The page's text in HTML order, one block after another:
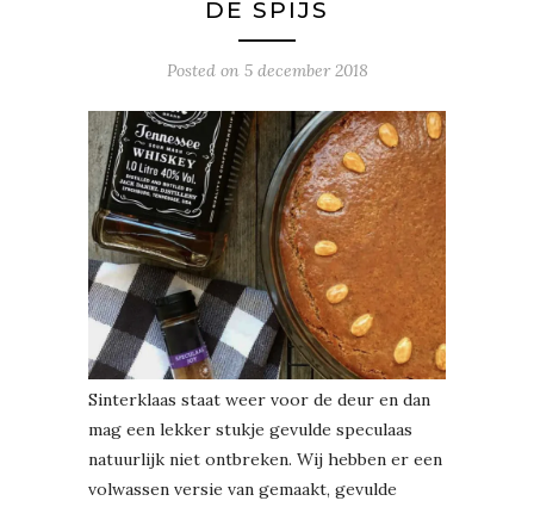
DE SPIJS
Posted on 5 december 2018
Sinterklaas staat weer voor de deur en dan
mag een lekker stukje gevulde speculaas
natuurlijk niet ontbreken. Wij hebben er een
volwassen versie van gemaakt, gevulde